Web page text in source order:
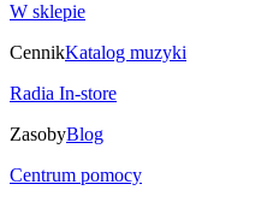
W sklepie
CennikKatalog muzyki
Radia In-store
ZasobyBlog
Centrum pomocy